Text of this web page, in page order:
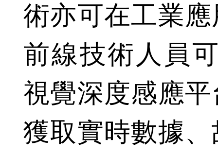
術亦可在工業
前線技術人員
視覺深度感應
獲取實時數據